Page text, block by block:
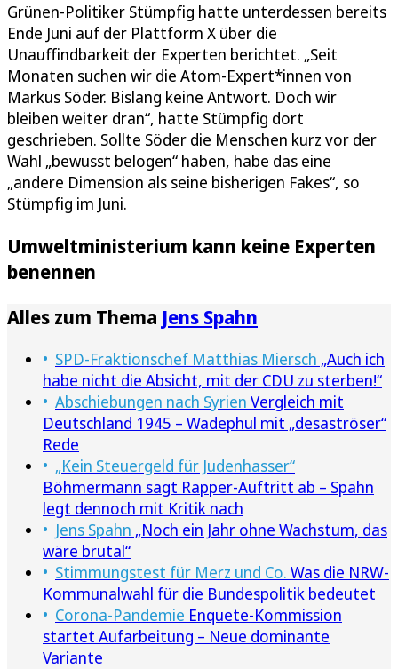
Grünen-Politiker Stümpfig hatte unterdessen bereits
Ende Juni auf der Plattform X über die
Unauffindbarkeit der Experten berichtet. „Seit
Monaten suchen wir die Atom-Expert*innen von
Markus Söder. Bislang keine Antwort. Doch wir
bleiben weiter dran“, hatte Stümpfig dort
geschrieben. Sollte Söder die Menschen kurz vor der
Wahl „bewusst belogen“ haben, habe das eine
„andere Dimension als seine bisherigen Fakes“, so
Stümpfig im Juni.
Umweltministerium kann keine Experten
benennen
Alles zum Thema Jens Spahn
SPD-Fraktionschef Matthias Miersch „Auch ich
habe nicht die Absicht, mit der CDU zu sterben!“
Abschiebungen nach Syrien Vergleich mit
Deutschland 1945 – Wadephul mit „desaströser“
Rede
„Kein Steuergeld für Judenhasser“
Böhmermann sagt Rapper-Auftritt ab – Spahn
legt dennoch mit Kritik nach
Jens Spahn „Noch ein Jahr ohne Wachstum, das
wäre brutal“
Stimmungstest für Merz und Co. Was die NRW-
Kommunalwahl für die Bundespolitik bedeutet
Corona-Pandemie Enquete-Kommission
startet Aufarbeitung – Neue dominante
Variante